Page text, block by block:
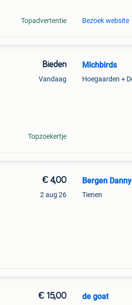
Topadvertentie Bezoek website
Bieden
Vandaag
Topzoekertje
Michbirds
€ 4,00
2 aug 26
Bergen Danny
Tienen
€ 15,00 de goat